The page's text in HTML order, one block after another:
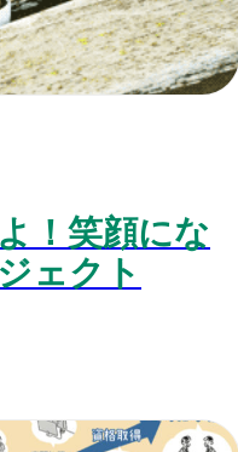
！笑顔にな
ェクト